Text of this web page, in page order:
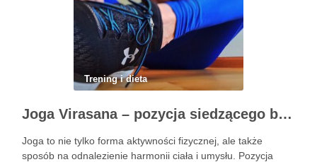
Trening i dieta
Joga Virasana – pozycja siedzącego bohatera i jej korzyści
Joga to nie tylko forma aktywności fizycznej, ale także
sposób na odnalezienie harmonii ciała i umysłu. Pozycja